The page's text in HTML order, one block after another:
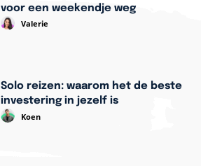
voor een weekendje weg
Valerie
Solo reizen: waarom het de beste
investering in jezelf is
Koen